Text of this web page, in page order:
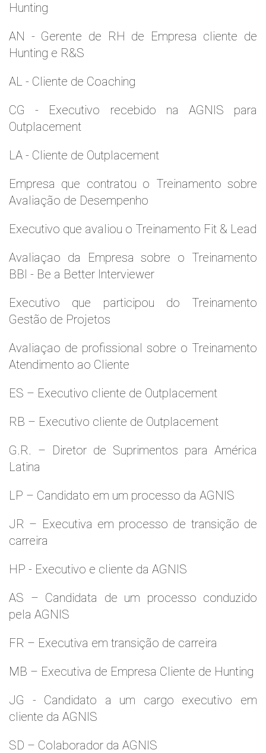
Hunting
AN - Gerente de RH de Empresa cliente de
Hunting e R&S
AL - Cliente de Coaching
CG - Executivo recebido na AGNIS para
Outplacement
LA - Cliente de Outplacement
Empresa que contratou o Treinamento sobre
Avaliação de Desempenho
Executivo que avaliou o Treinamento Fit & Lead
Avaliaçao da Empresa sobre o Treinamento
BBI - Be a Better Interviewer
Executivo que participou do Treinamento
Gestão de Projetos
Avaliaçao de profissional sobre o Treinamento
Atendimento ao Cliente
ES – Executivo cliente de Outplacement
RB – Executivo cliente de Outplacement
G.R. – Diretor de Suprimentos para América
Latina
LP – Candidato em um processo da AGNIS
JR – Executiva em processo de transição de
carreira
HP - Executivo e cliente da AGNIS
AS – Candidata de um processo conduzido
pela AGNIS
FR – Executiva em transição de carreira
MB – Executiva de Empresa Cliente de Hunting
JG - Candidato a um cargo executivo em
cliente da AGNIS
SD – Colaborador da AGNIS